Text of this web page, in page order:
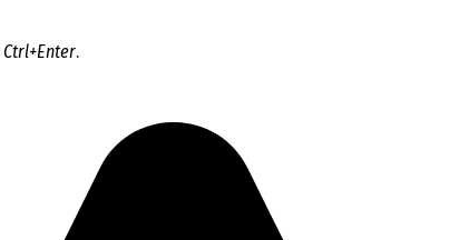
Ctrl+Enter.